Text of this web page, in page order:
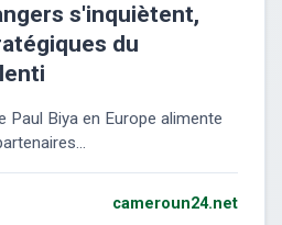
s'inquiètent,
du
Paul Biya en Europe alimente
cameroun24.net